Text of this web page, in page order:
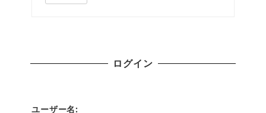
ログイン
ユーザー名: